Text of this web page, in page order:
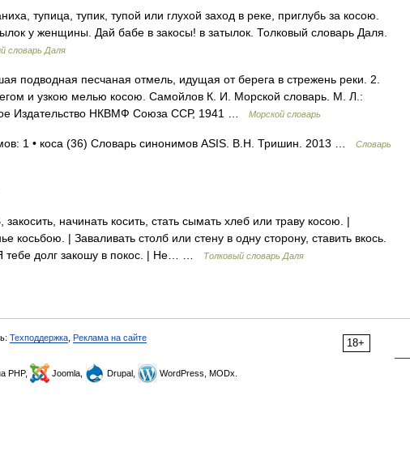
тупица, тупик, тупой или глухой заход в реке, приглубь за косою.
у женщины. Дай бабе в закосы! в затылок. Толковый словарь Даля.
словарь Даля
подводная песчаная отмель, идущая от берега в стрежень реки. 2.
и узкою мелью косою. Самойлов К. И. Морской словарь. М. Л.:
Издательство НКВМФ Союза ССР, 1941 …
Морской словарь
1 • коса (36) Словарь синонимов ASIS. В.Н. Тришин. 2013 …
Словарь
начинать косить, стать сымать хлеб или траву косою. |
косьбою. | Заваливать столб или стену в одну сторону, ставить вкось.
тебе долг закошу в покос. | Не… …
Толковый словарь Даля
18+
Техподдержка Реклама на сайте
PHP, Joomla, Drupal, WordPress, MODx.